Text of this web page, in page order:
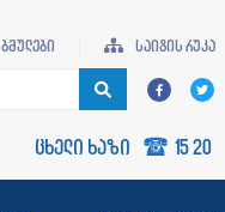
ცხელი ხაზი 15 20
ბმულები საიტის რუკა